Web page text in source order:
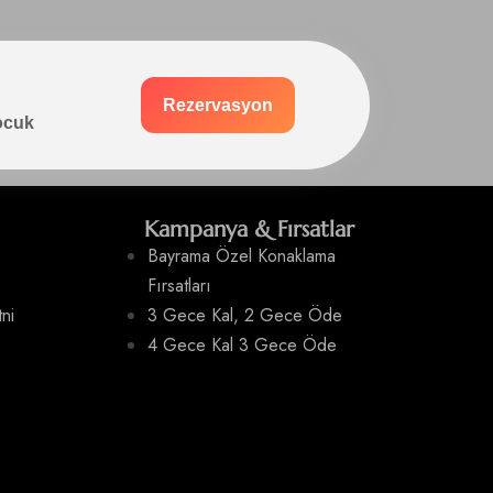
Rezervasyon
Kampanya & Fırsatlar
Bayrama Özel Konaklama
Fırsatları
3 Gece Kal, 2 Gece Öde
4 Gece Kal 3 Gece Öde